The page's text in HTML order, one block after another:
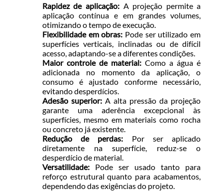
Rapidez de aplicação:A projeção permite a
aplicação contínua e em grandes volumes,
otimizando o tempo de execução.
Flexibilidade em obras: Pode ser utilizado em
superfícies verticais, inclinadas ou de difícil
acesso, adaptando-se a diferentes condições.
Maior controle de material:Como a água é
adicionada no momento da aplicação, o
consumo é ajustado conforme necessário,
evitando desperdícios.
Adesão superior:A alta pressão da projeção
garante uma aderência excepcional às
superfícies, mesmo em materiais como rocha
ou concreto já existente.
Redução de perdas: Por ser aplicado
diretamente na superfície, reduz-se o
desperdício de material.
Versatilidade:Pode ser usado tanto para
reforço estrutural quanto para acabamentos,
dependendo das exigências do projeto.